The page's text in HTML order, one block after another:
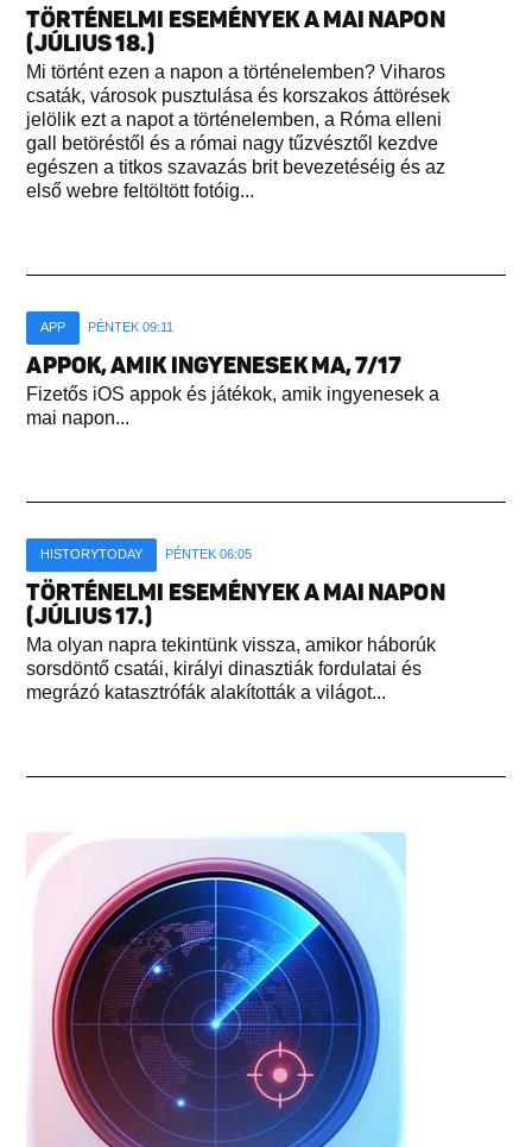
TÖRTÉNELMI ESEMÉNYEK A MAI NAPON
(JÚLIUS 18.)
Mi történt ezen a napon a történelemben? Viharos
csaták, városok pusztulása és korszakos áttörések
jelölik ezt a napot a történelemben, a Róma elleni
gall betöréstől és a római nagy tűzvésztől kezdve
egészen a titkos szavazás brit bevezetéséig és az
első webre feltöltött fotóig...
APP PÉNTEK 09:11
APPOK, AMIK INGYENESEK MA, 7/17
Fizetős iOS appok és játékok, amik ingyenesek a
mai napon...
HISTORYTODAY PÉNTEK 06:05
TÖRTÉNELMI ESEMÉNYEK A MAI NAPON
(JÚLIUS 17.)
Ma olyan napra tekintünk vissza, amikor háborúk
sorsdöntő csatái, királyi dinasztiák fordulatai és
megrázó katasztrófák alakították a világot...